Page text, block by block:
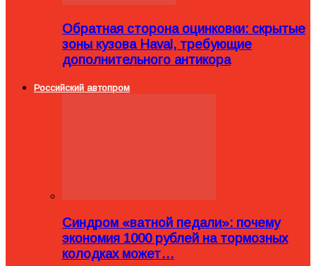
Обратная сторона оцинковки: скрытые
зоны кузова Haval, требующие
дополнительного антикора
Российский автопром
Синдром «ватной педали»: почему
экономия 1000 рублей на тормозных
колодках может…